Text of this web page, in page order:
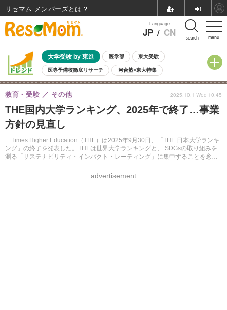
menu
Language
JP / CN search
大学受験 by 東進 医学部 東大受験
医専予備校徹底リサーチ 河合塾×東大特集
親子で考える大学選び 高校受験 中学受験 小学校受験
共通テスト 夏休み
8月開催イベント・WS 全国公立高校 過去問 人気記事
自由研究教材（小学生向け）
THE国内大学ランキング、2025年で終了…事業
方針の見直し
Times Higher Education（THE）は2025年9月30日、「THE 日本大学ランキ
ング」の終了を発表した。THEは世界大学ランキングと、 SDGsの取り組みを
測る「サステナビリティ・インパクト・レーティング」に集中することを念頭
教育・受験 その他
advertisement
2025.10.1 Wed 10:45
リセマム メンバーズ